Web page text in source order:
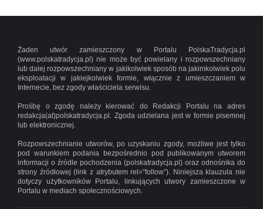
Żaden utwór zamieszczony w Portalu PolskaTradycja.pl
(www.polskatradycja.pl) nie może być powielany i rozpowszechniany
lub dalej rozpowszechniany w jakikolwiek sposób na jakimkolwiek polu
eksploatacji w jakiejkolwiek formie, włącznie z umieszczaniem w
Internecie, bez zgody właściciela serwisu.
Prośbę o zgodę należy kierować do Redakcji Portalu na adres
redakcja(at)polskatradycja.pl. Zgoda udzielana jest w formie pisemnej
lub elektronicznej.
Rozpowszechnianie utworów, po uzyskaniu zgody, możliwe jest tylko
pod warunkiem podania bezpośrednio pod publikowanym utworem
informacji o źródle pochodzenia (polskatradycja.pl) oraz odnośnika do
strony źródłowej (link z atrybutem rel=”follow”). Niniejsza klauzula nie
dotyczy użytkowników Portalu, linkujących utwory zamieszczone w
Portalu w mediach społecznościowych.